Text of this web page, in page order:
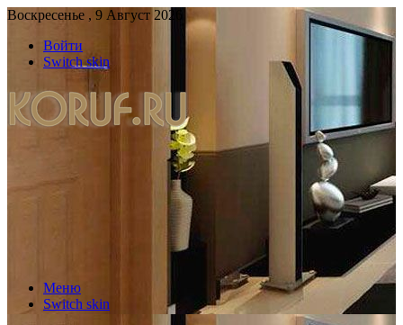
Воскресенье , 9 Август 2026
Войти
Switch skin
Меню
Switch skin